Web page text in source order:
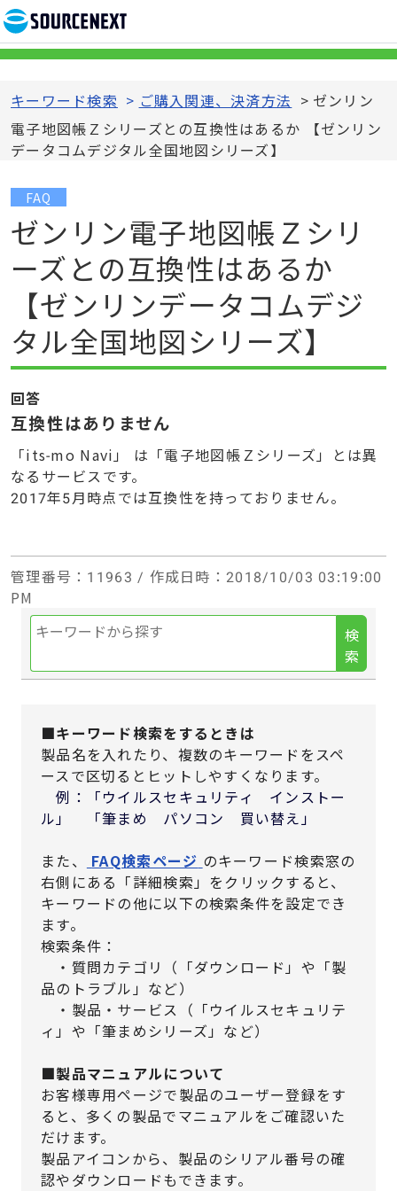
キーワード検索 > ご購入関連、決済方法 > ゼンリン
電子地図帳Ｚシリーズとの互換性はあるか 【ゼンリン
データコムデジタル全国地図シリーズ】
FAQ
ゼンリン電子地図帳Ｚシリ
ーズとの互換性はあるか
【ゼンリンデータコムデジ
タル全国地図シリーズ】
回答
互換性はありません
「its-mo Navi」 は「電子地図帳Ｚシリーズ」とは異
なるサービスです。
2017年5月時点では互換性を持っておりません。
管理番号 ：11963 / 作成日時 ：2018/10/03 03:19:00
PM
検
索
■キーワード検索をするときは
製品名を入れたり、複数のキーワードをスペ
ースで区切るとヒットしやすくなります。
例：「ウイルスセキュリティ インストー
ル」 「筆まめ パソコン 買い替え」
また、
FAQ検索ページ のキーワード検索窓の
右側にある「詳細検索」をクリックすると、
キーワードの他に以下の検索条件を設定でき
ます。
検索条件：
・質問カテゴリ（「ダウンロード」や「製
品のトラブル」など）
・製品・サービス（「ウイルスセキュリテ
ィ」や「筆まめシリーズ」など）
■製品マニュアルについて
お客様専用ページで製品のユーザー登録をす
ると、多くの製品でマニュアルをご確認いた
だけます。
製品アイコンから、製品のシリアル番号の確
認やダウンロードもできます。